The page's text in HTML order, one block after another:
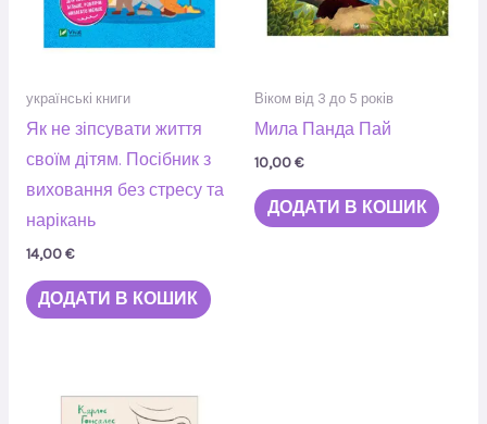
українські книги
Як не зіпсувати життя
своїм дітям. Посібник з
виховання без стресу та
нарікань
14,00€
ДОДАТИ В КОШИК
Віком від 3 до 5 років
Мила Панда Пай
10,00€
ДОДАТИ В КОШИК